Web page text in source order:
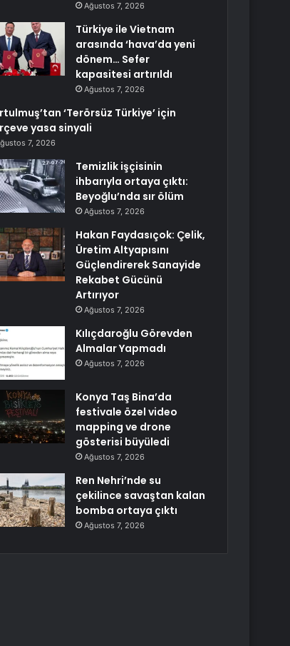
Ağustos 7, 2026
Türkiye ile Vietnam
arasında ‘hava’da yeni
dönem… Sefer
kapasitesi artırıldı
Ağustos 7, 2026
‘Terörsüz Türkiye’ için
yasa sinyali
7, 2026
Temizlik işçisinin
ihbarıyla ortaya çıktı:
Beyoğlu’nda sır ölüm
Ağustos 7, 2026
Hakan Faydasıçok: Çelik,
Üretim Altyapısını
Güçlendirerek Sanayide
Rekabet Gücünü
Artırıyor
Ağustos 7, 2026
Kılıçdaroğlu Görevden
Almalar Yapmadı
Ağustos 7, 2026
Konya Taş Bina’da
festivale özel video
mapping ve drone
gösterisi büyüledi
Ağustos 7, 2026
Ren Nehri’nde su
çekilince savaştan kalan
bomba ortaya çıktı
Ağustos 7, 2026